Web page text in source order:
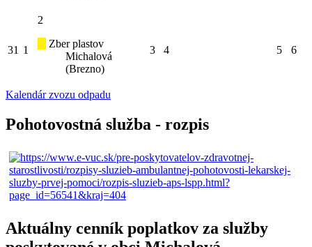
31 1
2
Zber plastov
Michalová
(Brezno)
3 4 5 6
Kalendár zvozu odpadu
Pohotovostná služba - rozpis
Aktuálny cenník poplatkov za služby